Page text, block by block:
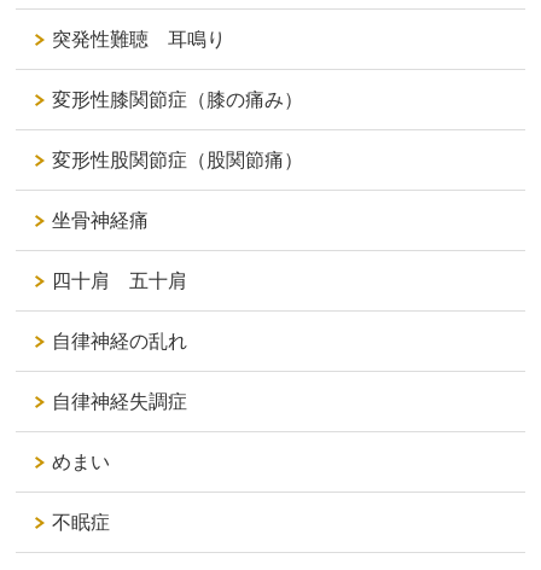
突発性難聴 耳鳴り
変形性膝関節症（膝の痛み）
変形性股関節症（股関節痛）
坐骨神経痛
四十肩 五十肩
自律神経の乱れ
自律神経失調症
めまい
不眠症